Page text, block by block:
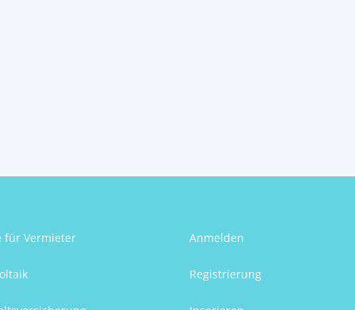
für Vermieter Anmelden
Registrierung